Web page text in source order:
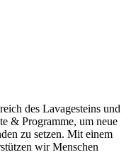
des Lavagesteins und
& Programme, um neue
zu setzen. Mit einem
wir Menschen